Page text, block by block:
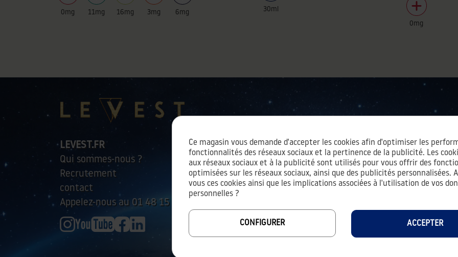
0mg 11mg 16mg 3mg 6mg 30ml
0mg
LEVEST.FR
Qui sommes-nous ?
Recrutement
contact
Appelez-nous au 01 48 15 01 45
AIDES & SERVICES À
Ce magasin vous demande d'accepter les cookies afin d'optimiser les
fonctionnalités des réseaux sociaux et la pertinence de la publicité. Les
aux réseaux sociaux et à la publicité sont utilisés pour vous offrir des
optimisées sur les réseaux sociaux, ainsi que des publicités personnalisées.
vous ces cookies ainsi que les implications associées à l'utilisation de vos
personnelles ?
CONFIGURER ACCEPTER